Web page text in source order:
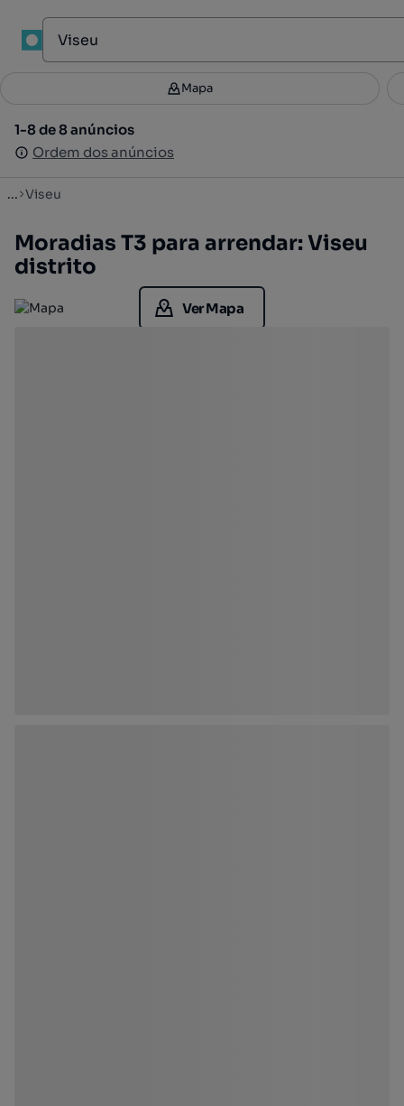
Filtros 4
1-8 de 8 anúncios
Ordem dos anúncios
Mapa
1-8 de 8 anúncios
Ordem dos anúncios
... Viseu
Moradias T3 para arrendar: Viseu
distrito
Ver Mapa